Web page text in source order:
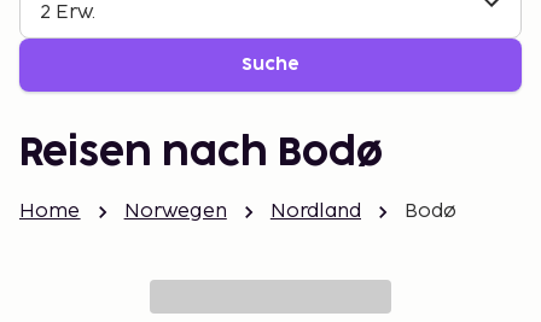
2 Erw.
Suche
Reisen nach Bodø
Home Norwegen Nordland Bodø